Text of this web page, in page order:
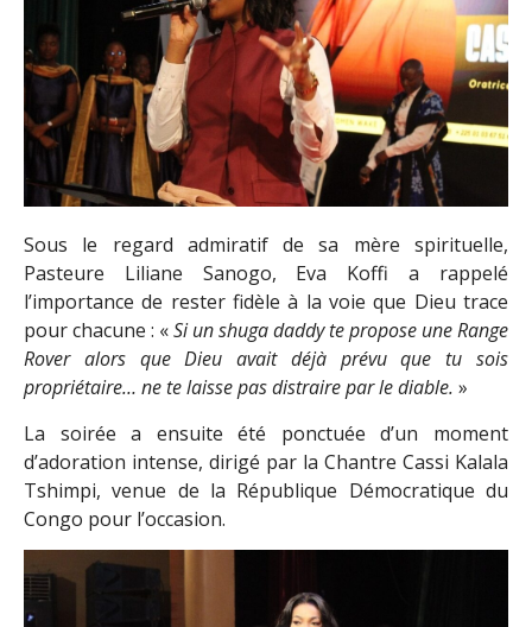
Sous le regard admiratif de sa mère spirituelle,
Pasteure Liliane Sanogo, Eva Koffi a rappelé
l’importance de rester fidèle à la voie que Dieu trace
pour chacune : «Si un shuga daddy te propose une Range
Rover alors que Dieu avait déjà prévu que tu sois
propriétaire… ne te laisse pas distraire par le diable. »
La soirée a ensuite été ponctuée d’un moment
d’adoration intense, dirigé par la Chantre Cassi Kalala
Tshimpi, venue de la République Démocratique du
Congo pour l’occasion.